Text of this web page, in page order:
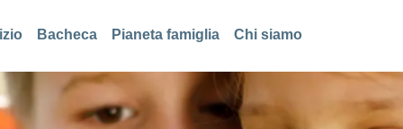
Bacheca Pianeta famiglia Chi siamo